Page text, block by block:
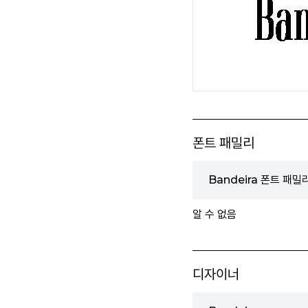
폰트 패밀리
Bandeira 폰트 패밀
알 수 없음
디자이너